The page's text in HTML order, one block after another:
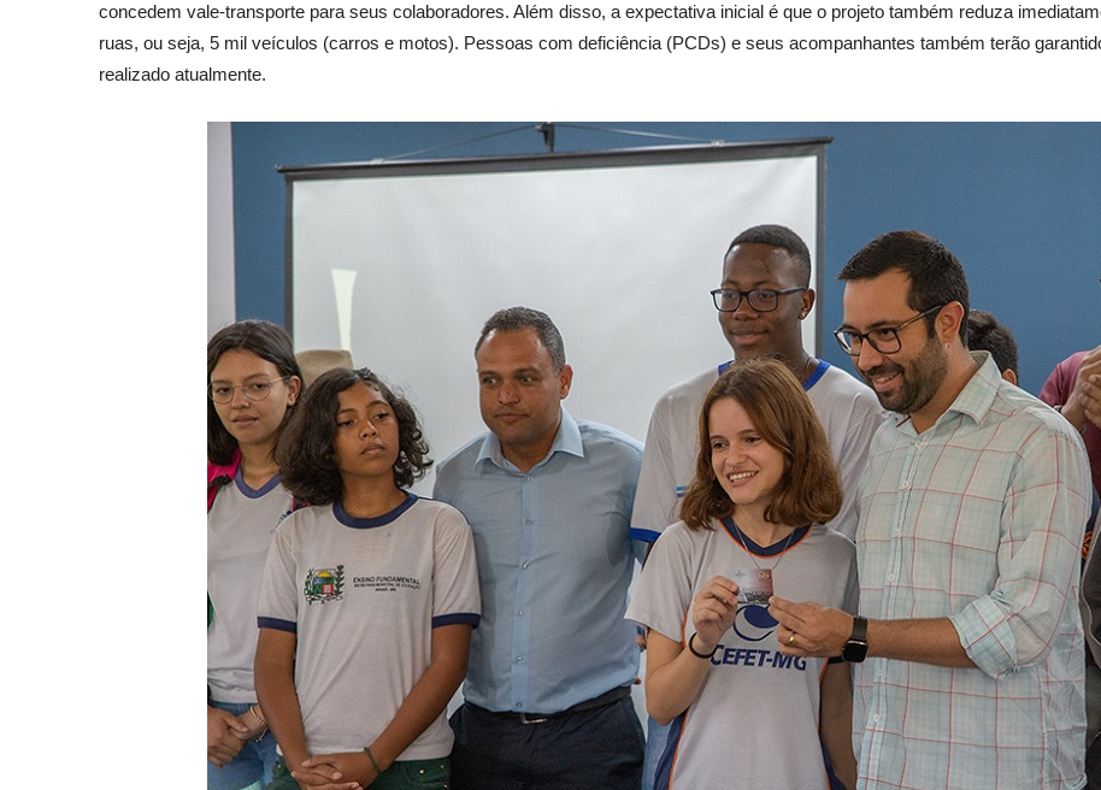
concedem vale-transporte para seus colaboradores. Além disso, a expectativa inicial é que o projeto também reduza
ruas, ou seja, 5 mil veículos (carros e motos). Pessoas com deficiência (PCDs) e seus acompanhantes também terão
realizado atualmente.